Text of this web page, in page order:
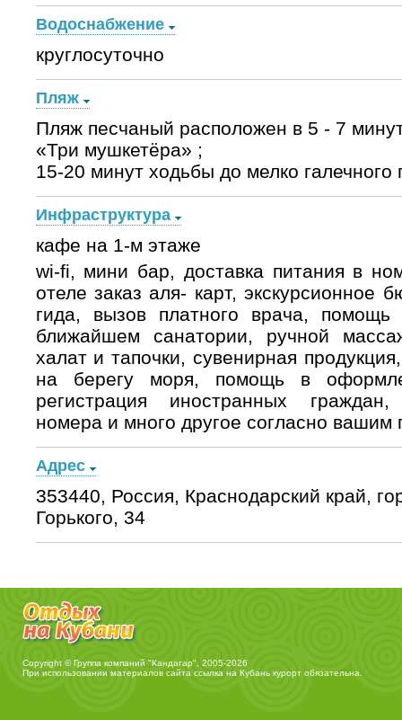
Водоснабжение
круглосуточно
Пляж
Пляж песчаный расположен в 5 - 7
«Три мушкетёра» ;
15-20 минут ходьбы до мелко галечного
Инфраструктура
кафе на 1-м этаже
wi-fi, мини бар, доставка питания в
отеле заказ аля- карт, экскурсионное
гида, вызов платного врача, помощь
ближайшем санатории, ручной
халат и тапочки, сувенирная
на берегу моря, помощь в
регистрация иностранных
номера и много другое согласно вашим
Адрес
353440, Россия, Краснодарский край,
Горького, 34
Copyright © Группа компаний "Кандагар", 2005-2026
При использовании материалов сайта ссылка на Кубань курорт обязательна.